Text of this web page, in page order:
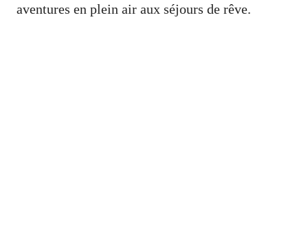
aventures en plein air aux séjours de rêve.